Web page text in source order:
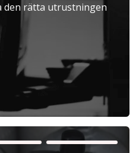
den rätta utrustningen